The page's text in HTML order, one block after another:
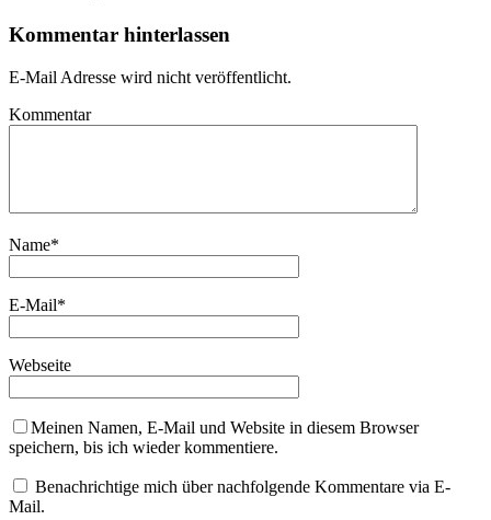
Kommentar hinterlassen
E-Mail Adresse wird nicht veröffentlicht.
Kommentar
Name*
E-Mail*
Webseite
Meinen Namen, E-Mail und Website in diesem Browser
speichern, bis ich wieder kommentiere.
Benachrichtige mich über nachfolgende Kommentare via E-
Mail.